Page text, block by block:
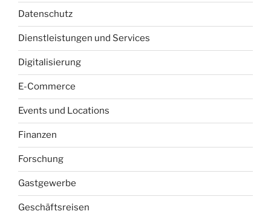
Datenschutz
Dienstleistungen und Services
Digitalisierung
E-Commerce
Events und Locations
Finanzen
Forschung
Gastgewerbe
Geschäftsreisen